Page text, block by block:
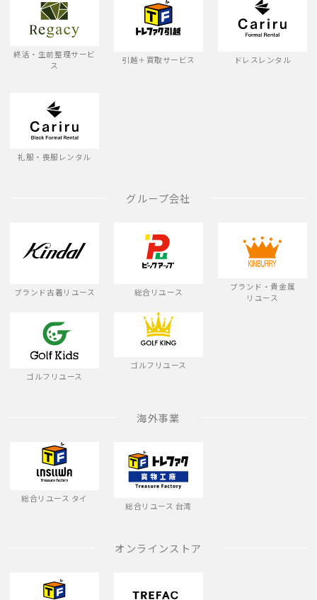
終活・生前整理サービ
ス
引越＋買取サービス ドレスレンタル
礼服・喪服レンタル
グループ会社
ブランド古着リユース 総合リユース
ブランド・貴金属
リユース
ゴルフリユース
ゴルフリユース
海外事業
総合リユース タイ
総合リユース 台湾
オンラインストア